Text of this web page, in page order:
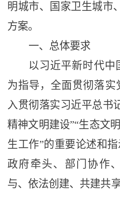
明城市、国家卫生城市
方案。
一、 总体要求
以习近平新时代中
为指导，全面贯彻落实
入贯彻落实习近平总书
精神文明建设”“生态文
生工作”的重要论述和指
政府牵头、部门协作
与、依法创建、共建共